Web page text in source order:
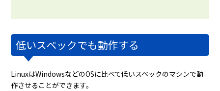
低いスペックでも動作する
LinuxはWindowsなどのOSに比べて低いスペックのマシンで動
作させることができます。